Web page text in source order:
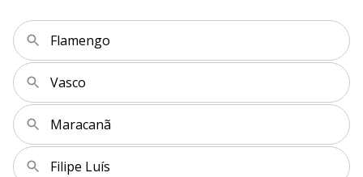
Flamengo
Vasco
Maracanã
Filipe Luís